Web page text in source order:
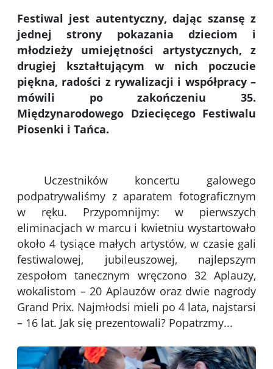
Festiwal jest autentyczny, dając szansę z
jednej strony pokazania dzieciom i
młodzieży umiejętności artystycznych, z
drugiej kształtującym w nich poczucie
piękna, radości z rywalizacji i współpracy –
mówili po zakończeniu 35.
Międzynarodowego Dziecięcego Festiwalu
Piosenki i Tańca.
Uczestników koncertu galowego
podpatrywaliśmy z aparatem fotograficznym
w ręku. Przypomnijmy: w pierwszych
eliminacjach w marcu i kwietniu wystartowało
około 4 tysiące małych artystów, w czasie gali
festiwalowej, jubileuszowej, najlepszym
zespołom tanecznym wręczono 32 Aplauzy,
wokalistom – 20 Aplauzów oraz dwie nagrody
Grand Prix. Najmłodsi mieli po 4 lata, najstarsi
– 16 lat. Jak się prezentowali? Popatrzmy...